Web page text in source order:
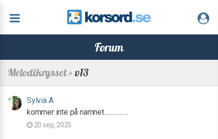
Forum
Melodikrysset >v13
Sylvia A
kommer inte på namnet..................
20 sep, 2025